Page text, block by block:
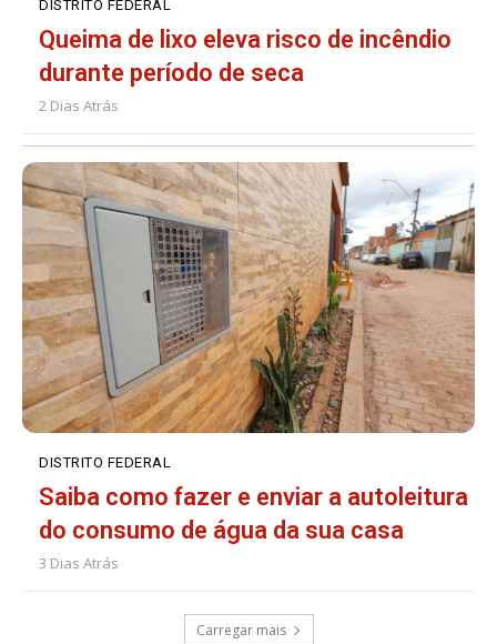
DISTRITO FEDERAL
Queima de lixo eleva risco de incêndio
durante período de seca
2 Dias Atrás
DISTRITO FEDERAL
Saiba como fazer e enviar a autoleitura
do consumo de água da sua casa
3 Dias Atrás
Carregar mais